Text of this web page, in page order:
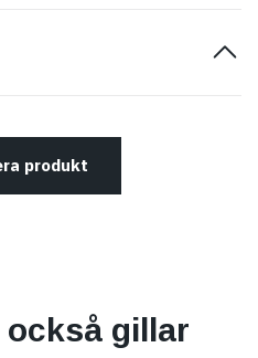
produkt
också gillar